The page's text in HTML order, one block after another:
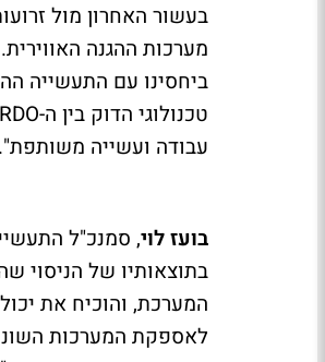
בעשור האחרון מול
עבודה ועשייה משותפת".
בועז לוי, סמנכ"ל
בתוצאותיו של הניסוי
המערכת, והוכיח את
לאספקת המערכות